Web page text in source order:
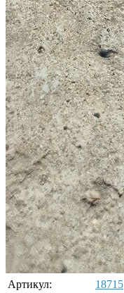
Артикул:
18715